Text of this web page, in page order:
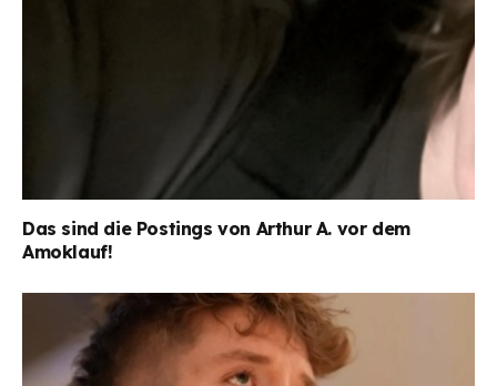
Das sind die Postings von Arthur A. vor dem
Amoklauf!